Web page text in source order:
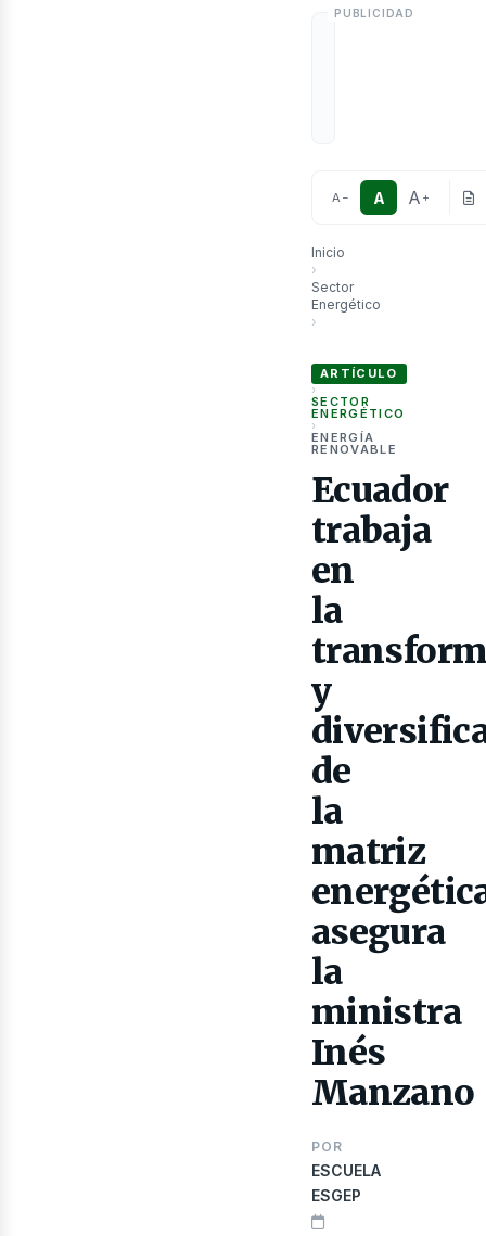
A − A A +
Inicio
›
Sector
Energético
›
ARTÍCULO
›
SECTOR
ENERGÉTICO
›
ENERGÍA
RENOVABLE
Ecuador
trabaja
en
la
y
de
la
matriz
asegura
la
ministra
Inés
Manzano
POR
ESCUELA
ESGEP